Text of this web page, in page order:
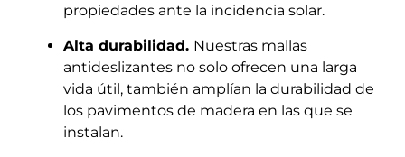
propiedades ante la incidencia solar.
Alta durabilidad. Nuestras mallas
antideslizantes no solo ofrecen una larga
vida útil, también amplían la durabilidad de
los pavimentos de madera en las que se
instalan.